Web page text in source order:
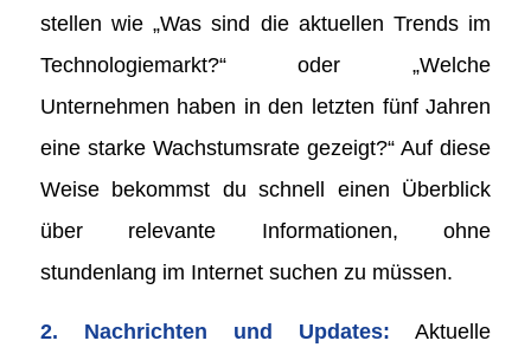
stellen wie „Was sind die aktuellen Trends im
Technologiemarkt?“ oder „Welche
Unternehmen haben in den letzten fünf Jahren
eine starke Wachstumsrate gezeigt?“ Auf diese
Weise bekommst du schnell einen Überblick
über relevante Informationen, ohne
stundenlang im Internet suchen zu müssen.
2. Nachrichten und Updates: Aktuelle